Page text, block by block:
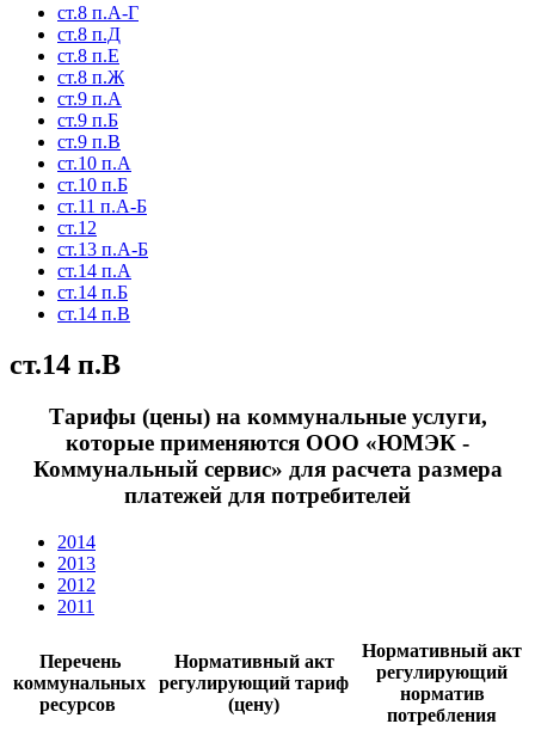
ст.8 п.А-Г
ст.8 п.Д
ст.8 п.Е
ст.8 п.Ж
ст.9 п.А
ст.9 п.Б
ст.9 п.В
ст.10 п.А
ст.10 п.Б
ст.11 п.А-Б
ст.12
ст.13 п.А-Б
ст.14 п.А
ст.14 п.Б
ст.14 п.В
ст.14 п.В
Тарифы (цены) на коммунальные услуги,
которые применяются ООО «ЮМЭК -
Коммунальный сервис» для расчета размера
платежей для потребителей
2014
2013
2012
2011
Перечень
коммунальных
ресурсов
Нормативный акт
регулирующий тариф
(цену)
Нормативный акт
регулирующий
норматив
потребления